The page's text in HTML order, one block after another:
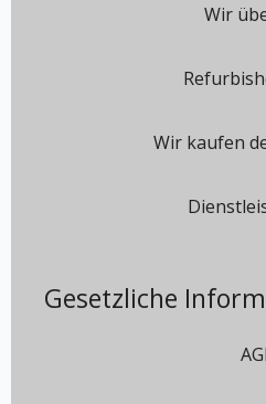
Wir
Wir kaufen
Gesetzliche